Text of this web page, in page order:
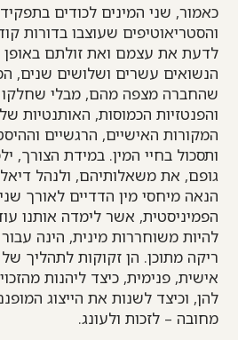
כאמור, שני המינים לכודים
והסטריאוטיפים שעוצבו בדורות
לדעת את עצמם ואת זולתם באופן
הנשואים עשרים ושלושים שנים,
שהחברה מצפה מהם, מבלי
והפנטזיות הכמוסות, האותנטיות
המקורות האישיים, הרגשיים
ותסכול בחיי המין. במידת הצורך,
גופם, את משאלותיהם, ולנהל
הנאה מיחסי מין הדדיים לאורך
הפמיניסטית, אשר לימדה אותנו
להיות משוחררות מינית, הינה
ריקה מתוכן. הן זקוקות לתהליך
אישית, פנימית, כיצד ליהנות
להן, וכיצד לשנות את הייצוג
מחובה – לזכות ולעונג.